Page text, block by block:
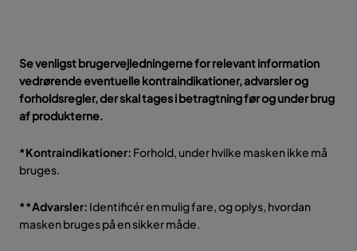
Se venligst brugervejledningerne for relevant information
vedrørende eventuelle kontraindikationer, advarsler og
forholdsregler, der skal tages i betragtning før og under brug
af produkterne.
*Kontraindikationer: Forhold, under hvilke masken ikke må
bruges.
**Advarsler: Identificér en mulig fare, og oplys, hvordan
masken bruges på en sikker måde.